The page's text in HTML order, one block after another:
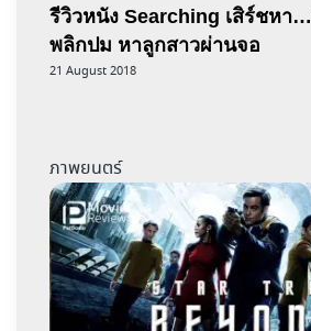
รีวิวหนัง Searching เสิร์ชหา
พลิกปม หาลูกสาวผ่านจอ
21 August 2018
ภาพยนตร์